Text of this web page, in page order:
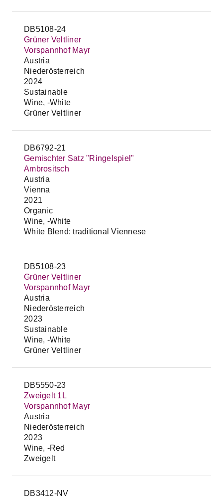
DB5108-24
Grüner Veltliner
Vorspannhof Mayr
Austria
Niederösterreich
2024
Sustainable
Wine, -White
Grüner Veltliner
DB6792-21
Gemischter Satz "Ringelspiel"
Ambrositsch
Austria
Vienna
2021
Organic
Wine, -White
White Blend: traditional Viennese
DB5108-23
Grüner Veltliner
Vorspannhof Mayr
Austria
Niederösterreich
2023
Sustainable
Wine, -White
Grüner Veltliner
DB5550-23
Zweigelt 1L
Vorspannhof Mayr
Austria
Niederösterreich
2023
Wine, -Red
Zweigelt
DB3412-NV